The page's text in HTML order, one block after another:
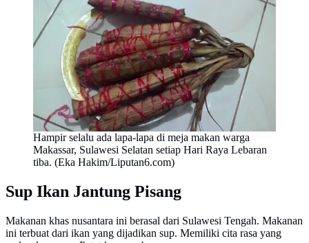
Hampir selalu ada lapa-lapa di meja makan warga
Makassar, Sulawesi Selatan setiap Hari Raya Lebaran
tiba. (Eka Hakim/Liputan6.com)
Sup Ikan Jantung Pisang
Makanan khas nusantara ini berasal dari Sulawesi Tengah. Makanan
ini terbuat dari ikan yang dijadikan sup. Memiliki cita rasa yang